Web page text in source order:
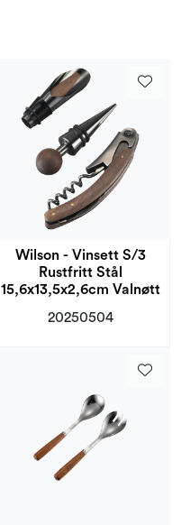
Wilson - Vinsett S/3
Rustfritt Stål
15,6x13,5x2,6cm Valnøtt
20250504